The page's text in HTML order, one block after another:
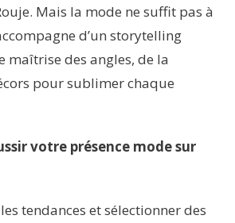
Mais la mode ne suffit pas à
d’un storytelling
maîtrise des angles, de la
pour sublimer chaque
votre présence mode sur
tendances et sélectionner des